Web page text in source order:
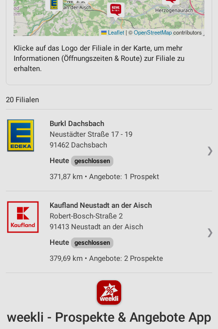
Leaflet | ©OpenStreetMapcontributors
Klicke auf das Logo der Filiale in der Karte, um mehr
Informationen (Öffnungszeiten & Route) zur Filiale zu
erhalten.
20 Filialen
❯
Burkl Dachsbach
Neustädter Straße 17 - 19
91462 Dachsbach
Heute
geschlossen
371,87 km • Angebote: 1 Prospekt
❯
Kaufland Neustadt an der Aisch
Robert-Bosch-Straße 2
91413 Neustadt an der Aisch
Heute
geschlossen
379,69 km • Angebote: 2 Prospekte
weekli - Prospekte & Angebote App